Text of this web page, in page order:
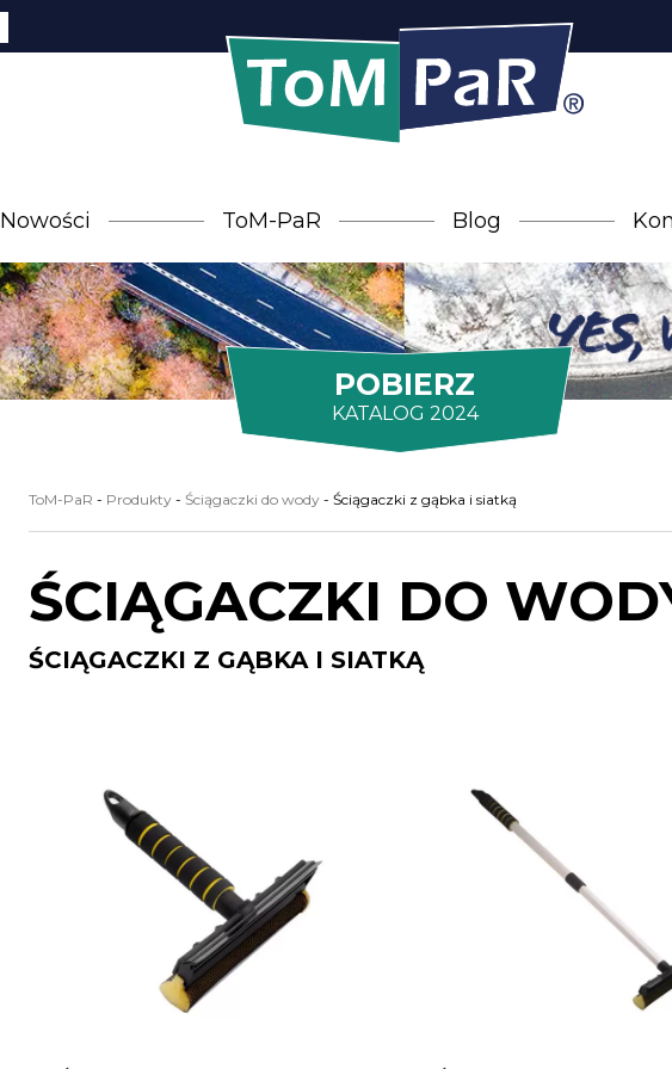
Nowości ToM-PaR Blog
POBIERZ
KATALOG 2024
ToM-PaR - Produkty - Ściągaczki do wody - Ściągaczki z gąbka i siatką
ŚCIĄGACZKI DO
ŚCIĄGACZKI Z GĄBKA I SIATKĄ